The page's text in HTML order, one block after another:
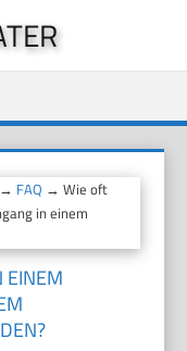
→ FAQ → Wie oft
in einem
EINEM